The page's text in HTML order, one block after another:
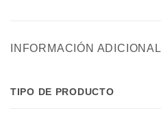
INFORMACIÓN ADICIONAL
TIPO DE PRODUCTO